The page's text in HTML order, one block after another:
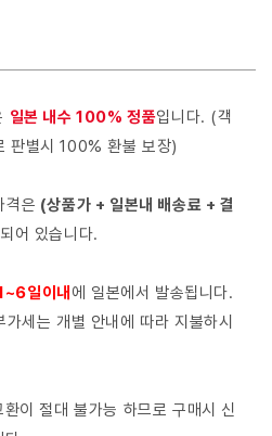
일본 내수 100% 정품입니다. (객
판별시 100% 환불 보장)
격은 (상품가 + 일본내 배송료 + 결
어 있습니다.
일이내 에 일본에서 발송됩니다.
세는 개별 안내에 따라 지불하시
이 절대 불가능 하므로 구매시 신